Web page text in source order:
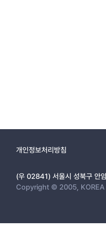
개인정보처리방침
(우 02841) 서울시 성북구 안
Copyright © 2005, KOREA